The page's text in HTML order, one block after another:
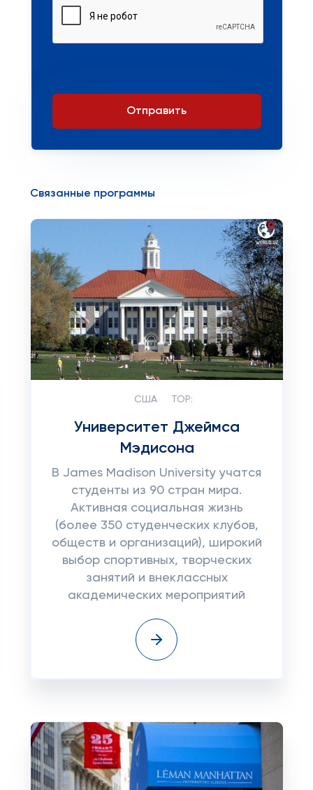
Отправить
Связанные программы
США TOP:
Университет Джеймса
Мэдисона
В James Madison University учатся
студенты из 90 стран мира.
Активная социальная жизнь
(более 350 студенческих клубов,
обществ и организаций), широкий
выбор спортивных, творческих
занятий и внеклассных
академических мероприятий